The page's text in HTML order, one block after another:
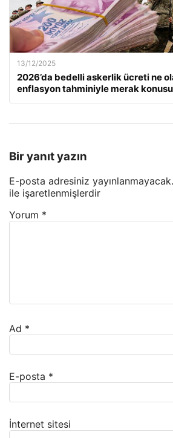
13/12/2025
2026’da bedelli askerlik ücreti ne
enflasyon tahminiyle merak
Bir yanıt yazın
E-posta adresiniz yayınlanmayacak.
ile işaretlenmişlerdir
Yorum *
Ad *
E-posta *
İnternet sitesi